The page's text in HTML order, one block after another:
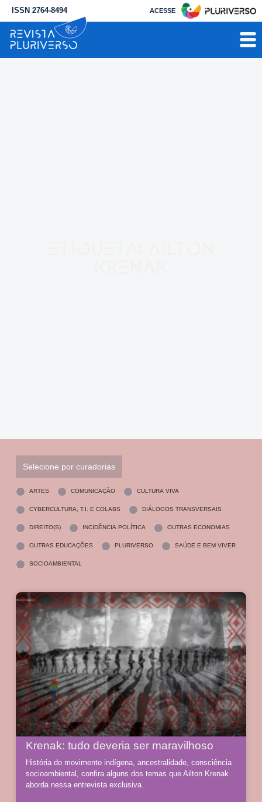
ISSN 2764-8494 ACESSE
Selecione por curadorias
ARTES COMUNICAÇÃO CULTURA VIVA
CYBERCULTURA, T.I. E COLABS DIÁLOGOS TRANSVERSAIS
DIREITO(S) INCIDÊNCIA POLÍTICA OUTRAS ECONOMIAS
OUTRAS EDUCAÇÕES PLURIVERSO SAÚDE E BEM VIVER
SOCIOAMBIENTAL
Krenak: tudo deveria ser maravilhoso
História do movimento indígena, ancestralidade, consciência
socioambiental, confira alguns dos temas que Ailton Krenak
aborda nessa entrevista exclusiva.